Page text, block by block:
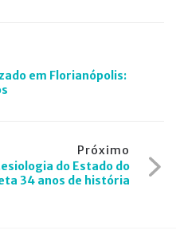
em Florianópolis:
Próximo
do Estado do
34 anos de história